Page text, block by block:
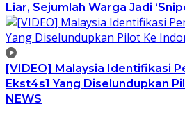
Liar, Sejumlah Warga Jadi
[VIDEO] Malaysia Identifikasi
Ekst4s1 Yang Diselundupkan
NEWS